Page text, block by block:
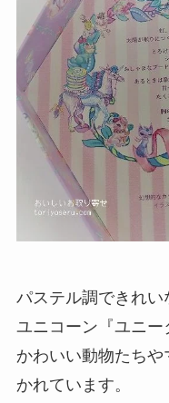
パステル調できれ
ユニコーン『ユニ
かわいい動物たち
かれています。